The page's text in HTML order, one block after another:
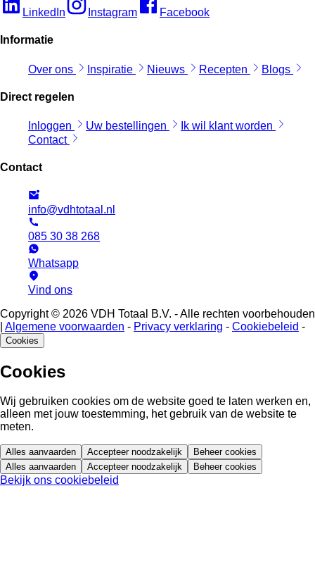
LinkedIn Instagram Facebook
Informatie
Over ons Inspiratie Nieuws Recepten Blogs
Direct regelen
Inloggen Uw bestellingen
Ik wil klant worden
Contact
Contact
info@vdhtotaal.nl
085 30 38 268
Whatsapp
Vind ons
Copyright © 2026 VDH Totaal B.V. - Alle rechten voorbehouden
Algemene voorwaarden - Privacy verklaring - Cookiebeleid -
Cookies
Cookies
Wij gebruiken cookies om de website goed te laten werken en,
alleen met jouw toestemming, het gebruik van de website te
meten.
Alles aanvaarden Accepteer noodzakelijk
Beheer cookies
Alles aanvaarden
Accepteer noodzakelijk Beheer cookies
Bekijk ons cookiebeleid